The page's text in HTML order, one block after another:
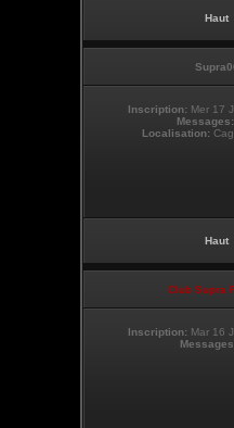
Haut
Inscription: Mer 17
Messages:
Localisation:
Haut
Club Supra
Inscription: Mar 16